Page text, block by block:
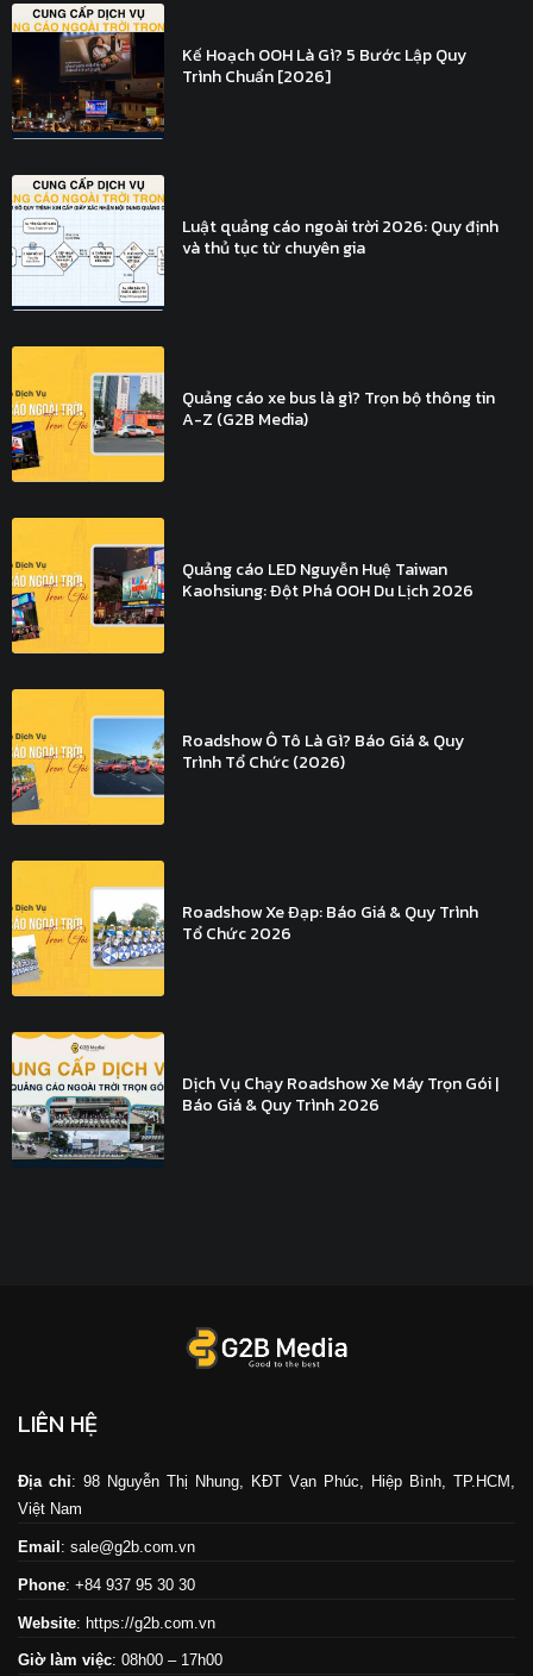
Kế Hoạch OOH Là Gì? 5 Bước Lập Quy
Trình Chuẩn [2026]
Luật quảng cáo ngoài trời 2026: Quy định
và thủ tục từ chuyên gia
Quảng cáo xe bus là gì? Trọn bộ thông tin
A-Z (G2B Media)
Quảng cáo LED Nguyễn Huệ Taiwan
Kaohsiung: Đột Phá OOH Du Lịch 2026
Roadshow Ô Tô Là Gì? Báo Giá & Quy
Trình Tổ Chức (2026)
Roadshow Xe Đạp: Báo Giá & Quy Trình
Tổ Chức 2026
Dịch Vụ Chạy Roadshow Xe Máy Trọn Gói |
Báo Giá & Quy Trình 2026
LIÊN HỆ
Địa chỉ: 98 Nguyễn Thị Nhung, KĐT Vạn Phúc, Hiệp Bình, TP.HCM,
Việt Nam
Email : sale@g2b.com.vn
Phone: +84 937 95 30 30
Website: https://g2b.com.vn
Giờ làm việc: 08h00 – 17h00